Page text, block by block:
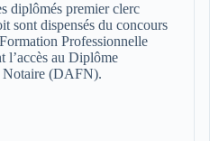
diplômés premier clerc
sont dispensés du concours
Professionnelle
l’accès au Diplôme
Notaire (DAFN).